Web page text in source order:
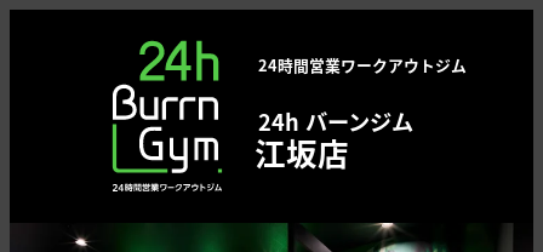
24時間営業ワークアウトジム
24h バーンジム
江坂店